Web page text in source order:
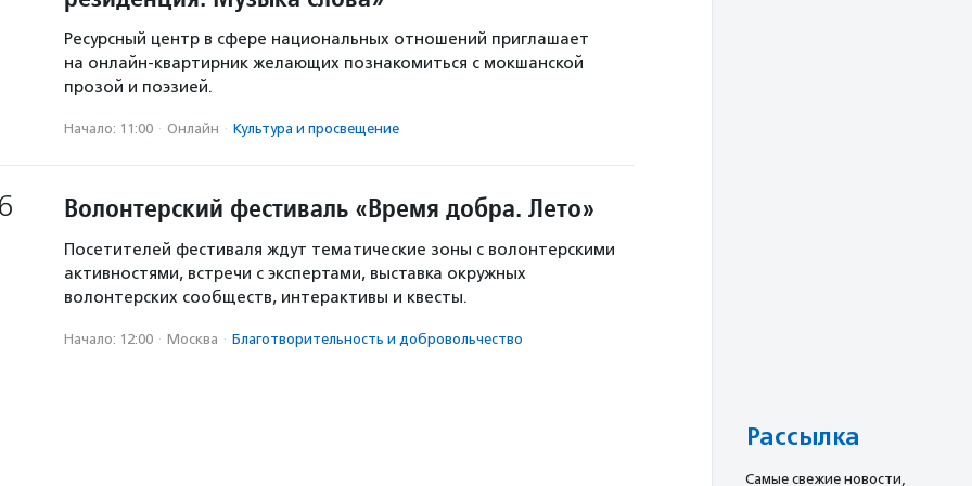
Ресурсный центр в сфере национальных отношений приглашает
на онлайн-квартирник желающих познакомиться с мокшанской
прозой и поэзией.
Начало: 11:00 · Онлайн · Культура и просвещение
Волонтерский фестиваль «Время добра. Лето»
Посетителей фестиваля ждут тематические зоны с волонтерскими
активностями, встречи с экспертами, выставка окружных
волонтерских сообществ, интерактивы и квесты.
Начало: 12:00 · Москва · Благотвори­тель­ность и доброволь­чест­во
Рассылка
Cамые свежие новости,